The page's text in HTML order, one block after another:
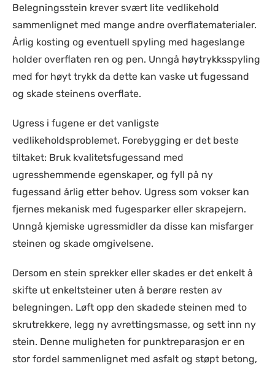
Belegningsstein krever svært lite vedlikehold
sammenlignet med mange andre overflatematerialer.
Årlig kosting og eventuell spyling med hageslange
holder overflaten ren og pen. Unngå høytrykksspyling
med for høyt trykk da dette kan vaske ut fugessand
og skade steinens overflate.
Ugress i fugene er det vanligste
vedlikeholdsproblemet. Forebygging er det beste
tiltaket: Bruk kvalitetsfugessand med
ugresshemmende egenskaper, og fyll på ny
fugessand årlig etter behov. Ugress som vokser kan
fjernes mekanisk med fugesparker eller skrapejern.
Unngå kjemiske ugressmidler da disse kan misfarger
steinen og skade omgivelsene.
Dersom en stein sprekker eller skades er det enkelt å
skifte ut enkeltsteiner uten å berøre resten av
belegningen. Løft opp den skadede steinen med to
skrutrekkere, legg ny avrettingsmasse, og sett inn ny
stein. Denne muligheten for punktreparasjon er en
stor fordel sammenlignet med asfalt og støpt betong,